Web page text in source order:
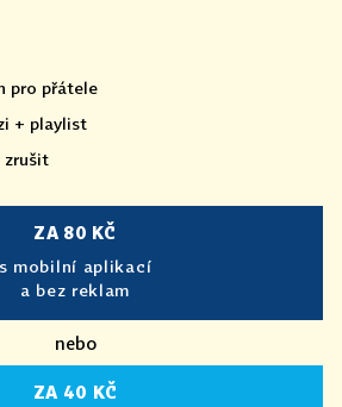
pro přátele
+ playlist
zrušit
ZA 80 KČ
s mobilní aplikací
a bez reklam
nebo
ZA 40 KČ